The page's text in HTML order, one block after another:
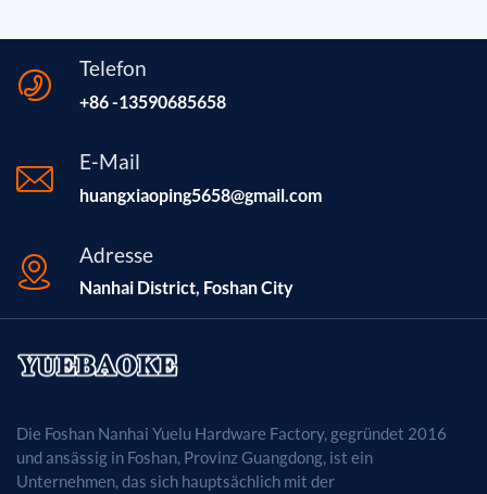
Telefon
+86 -13590685658
E-Mail
huangxiaoping5658@gmail.com
Adresse
Nanhai District, Foshan City
Die Foshan Nanhai Yuelu Hardware Factory, gegründet 2016
und ansässig in Foshan, Provinz Guangdong, ist ein
Unternehmen, das sich hauptsächlich mit der